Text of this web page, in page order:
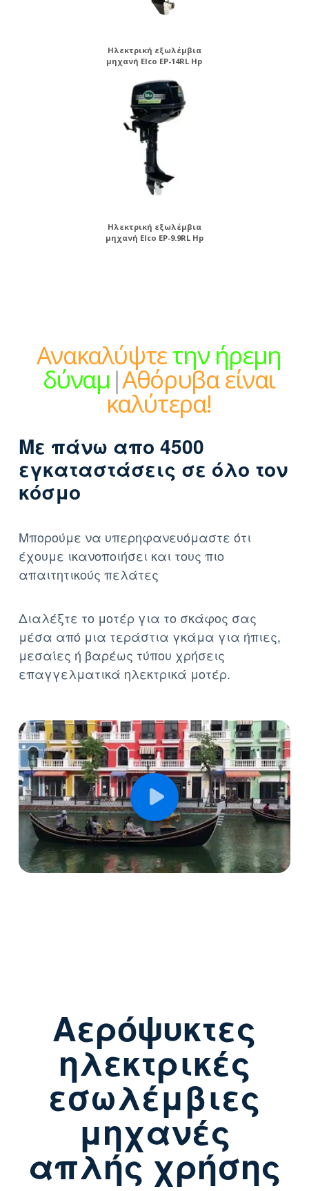
Ηλεκτρική εξωλέμβια
μηχανή Elco EP-14RL Hp
Ηλεκτρική εξωλέμβια
μηχανή Elco EP-9.9RL Hp
Ανακαλύψτετην ήρεμη
δύναμη|Αθόρυβα είναι
καλύτερα!
Με πάνω απο 4500
εγκαταστάσεις σε όλο τον
κόσμο
Μπορούμε να υπερηφανευόμαστε ότι
έχουμε ικανοποιήσει και τους πιο
απαιτητικούς πελάτες
Διαλέξτε το μοτέρ για το σκάφος σας
μέσα από μια τεράστια γκάμα για ήπιες,
μεσαίες ή βαρέως τύπου χρήσεις
επαγγελματικά ηλεκτρικά μοτέρ.
Αερόψυκτες
ηλεκτρικές
εσωλέμβιες
μηχανές
απλής χρήσης